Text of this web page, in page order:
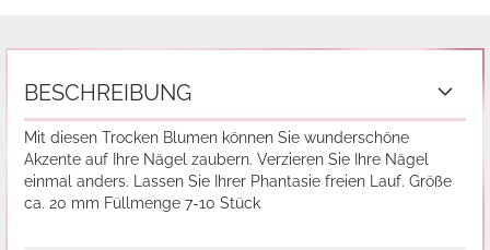
BESCHREIBUNG
Mit diesen Trocken Blumen können Sie wunderschöne
Akzente auf Ihre Nägel zaubern. Verzieren Sie Ihre Nägel
einmal anders. Lassen Sie Ihrer Phantasie freien Lauf. Größe
ca. 20 mm Füllmenge 7-10 Stück